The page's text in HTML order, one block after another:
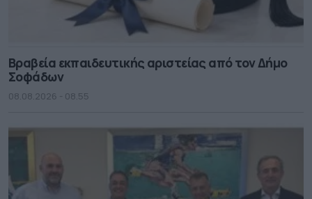
Βραβεία εκπαιδευτικής αριστείας από τον Δήμο
Σοφάδων
08.08.2026 - 08.55